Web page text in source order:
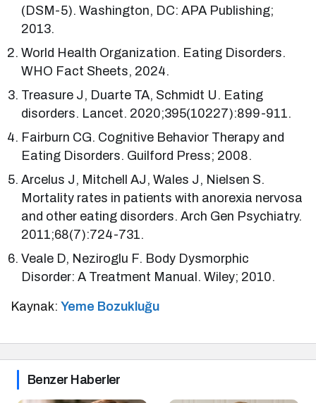
(DSM-5). Washington, DC: APA Publishing;
2013.
World Health Organization. Eating Disorders.
WHO Fact Sheets, 2024.
Treasure J, Duarte TA, Schmidt U. Eating
disorders. Lancet. 2020;395(10227):899-911.
Fairburn CG. Cognitive Behavior Therapy and
Eating Disorders. Guilford Press; 2008.
Arcelus J, Mitchell AJ, Wales J, Nielsen S.
Mortality rates in patients with anorexia nervosa
and other eating disorders. Arch Gen Psychiatry.
2011;68(7):724-731.
Veale D, Neziroglu F. Body Dysmorphic
Disorder: A Treatment Manual. Wiley; 2010.
Kaynak:Yeme Bozukluğu
Benzer Haberler